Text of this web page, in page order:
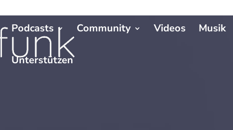
Podcasts Community Videos Musik
Unterstützen